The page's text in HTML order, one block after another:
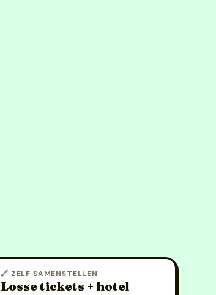
🔗 ZELF SAMENSTELLEN
Losse tickets + hotel